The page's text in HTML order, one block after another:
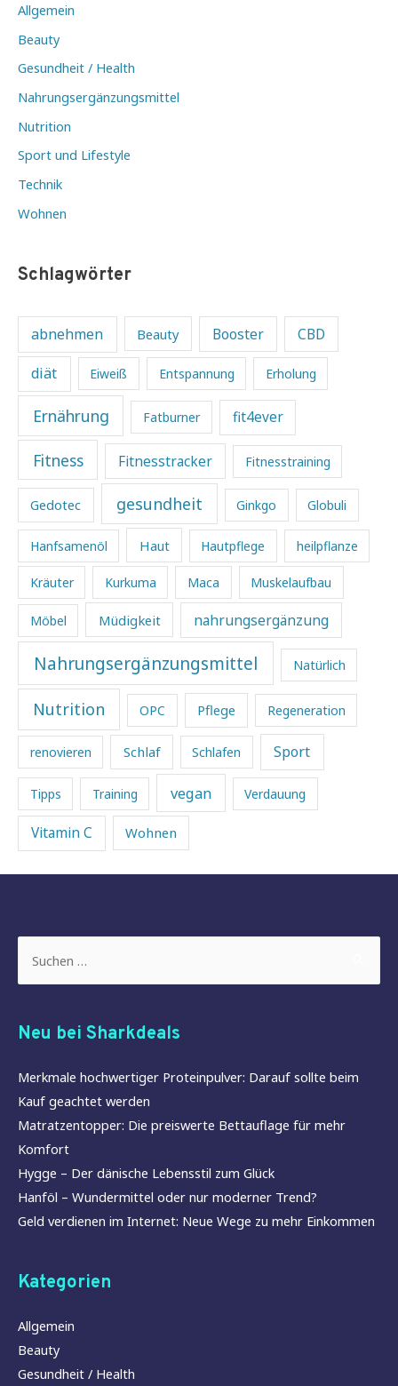
Allgemein
Beauty
Gesundheit / Health
Nahrungsergänzungsmittel
Nutrition
Sport und Lifestyle
Technik
Wohnen
Schlagwörter
abnehmen Beauty Booster CBD
diät Eiweiß Entspannung Erholung
Ernährung Fatburner fit4ever
Fitness Fitnesstracker Fitnesstraining
Gedotec gesundheit Ginkgo Globuli
Hanfsamenöl Haut Hautpflege heilpflanze
Kräuter Kurkuma Maca Muskelaufbau
Möbel Müdigkeit nahrungsergänzung
Nahrungsergänzungsmittel Natürlich
Nutrition OPC Pflege Regeneration
renovieren Schlaf Schlafen Sport
Tipps Training vegan Verdauung
Vitamin C Wohnen
nach:
Neu bei Sharkdeals
Merkmale hochwertiger Proteinpulver: Darauf sollte beim
Kauf geachtet werden
Matratzentopper: Die preiswerte Bettauflage für mehr
Komfort
Hygge – Der dänische Lebensstil zum Glück
Hanföl – Wundermittel oder nur moderner Trend?
Geld verdienen im Internet: Neue Wege zu mehr Einkommen
Kategorien
Allgemein
Beauty
Gesundheit / Health